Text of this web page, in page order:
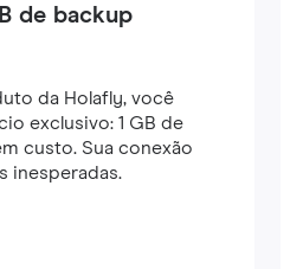
de backup
da Holafly, você
exclusivo: 1 GB de
custo. Sua conexão
inesperadas.